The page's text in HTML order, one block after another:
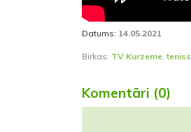
Datums: 14.05.2021
Birkas: TV Kurzeme,teniss
Komentāri (0)